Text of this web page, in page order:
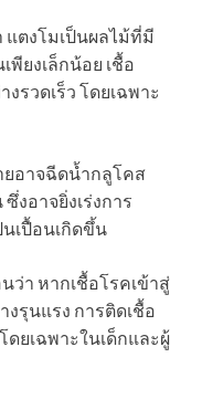
ตงโมเป็นผลไม้ที่มี
ยงเล็กน้อย เชื้อ
รวดเร็ว โดยเฉพาะ
ยอาจฉีดน้ำกลูโคส
งอาจยิ่งเร่งการ
เปื้อนเกิดขึ้น
ว่า หากเชื้อโรคเข้าสู่
รุนแรง การติดเชื้อ
ดยเฉพาะในเด็กและผู้